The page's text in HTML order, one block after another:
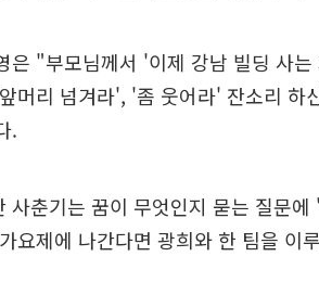
은 "부모님께서 '이제 강남 빌딩 사
머리 넘겨라', '좀 웃어라' 잔소리 하
.
사춘기는 꿈이 무엇인지 묻는 질문
요제에 나간다면 광희와 한 팀을 이